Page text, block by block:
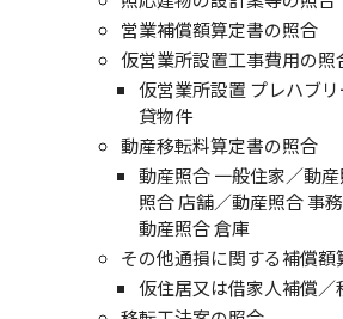
営業補償額算定書の照合
仮営業所設置工事費用の照
仮営業所設置 プレハブ
貸物件
動産移転料算定書の照合
動産照合 一般住家／動
照合 店舗／動産照合 事
動産照合 倉庫
その他通損に関する補償額
仮住居又は借家人補償／